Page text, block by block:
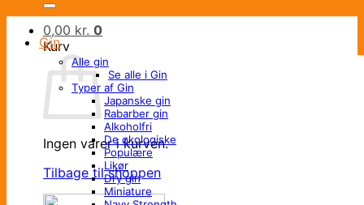
0,00 kr. 0
Kurv
Ingen varer i kurven.
Tilbage til shoppen
Gin
Alle gin
Se alle i Gin
Typer af Gin
Japanske gin
Rabarber gin
Alkoholfri
De økologiske
Populære
Likør
Dry gin
Miniature